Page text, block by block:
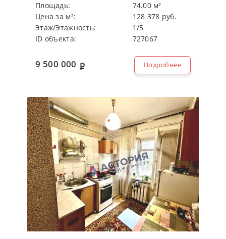
Плoщaдь:
74.00 м²
Цeнa зa м²:
128 378 руб.
Этaж/Этaжнocть:
1/5
ID объекта:
727067
9 500 000 Подробнее